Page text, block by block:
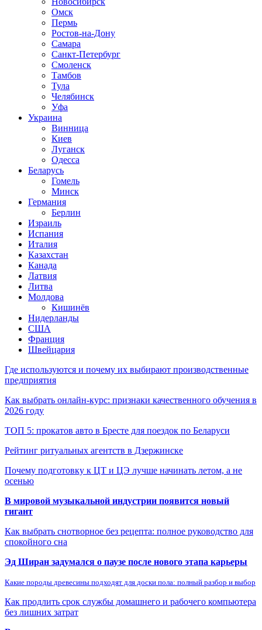
Омск
Пермь
Ростов-на-Дону
Самара
Санкт-Петербург
Смоленск
Тамбов
Тула
Челябинск
Уфа
Украина
Винница
Киев
Луганск
Одесса
Беларусь
Гомель
Минск
Германия
Берлин
Израиль
Испания
Италия
Казахстан
Канада
Латвия
Литва
Молдова
Кишинёв
Нидерланды
США
Франция
Швейцария
Где используются и почему их выбирают производственные
предприятия
Как выбрать онлайн-курс: признаки качественного обучения в
2026 году
ТОП 5: прокатов авто в Бресте для поездок по Беларуси
Рейтинг ритуальных агентств в Дзержинске
Почему подготовку к ЦТ и ЦЭ лучше начинать летом, а не
осенью
В мировой музыкальной индустрии появится новый
гигант
Как выбрать снотворное без рецепта: полное руководство для
спокойного сна
Эд Ширан задумался о паузе после нового этапа карьеры
Какие породы древесины подходят для доски пола: полный разбор и выбор
Как продлить срок службы домашнего и рабочего компьютера
без лишних затрат